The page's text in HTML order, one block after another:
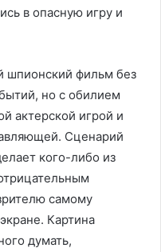
в опасную игру и
шпионский фильм без
но с обилием
актерской игрой и
Сценарий
кого-либо из
самому
Картина
думать,